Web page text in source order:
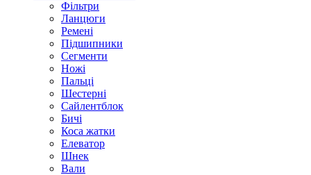
Фільтри
Ланцюги
Ремені
Підшипники
Сегменти
Ножі
Пальці
Шестерні
Сайлентблок
Бичі
Коса жатки
Елеватор
Шнек
Вали